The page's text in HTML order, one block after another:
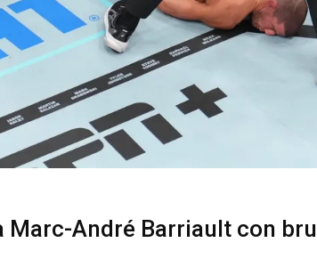
Marc-André Barriault con